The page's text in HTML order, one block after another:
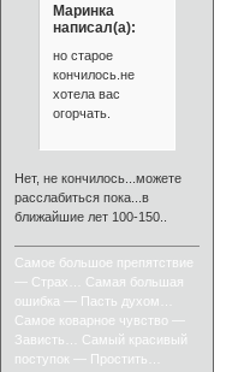
Маринка
написал(а):
но старое
кончилось.не
хотела вас
огорчать.
Нет, не кончилось...можете
расслабиться пока...в
ближайшие лет 100-150..
Самое большое препятствие
— Страх… Самая большая
ошибка — Пасть духом…
Самое коварное чувство —
Зависть… Самый красивый
поступок — Простить…